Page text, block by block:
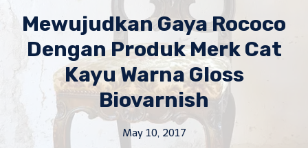
Mewujudkan Gaya Rococo
Dengan Produk Merk Cat
Kayu Warna Gloss
Biovarnish
May 10, 2017